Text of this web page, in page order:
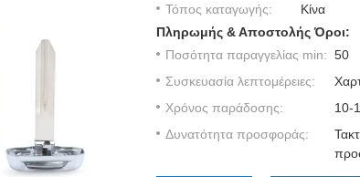
Τόπος καταγωγής:
Κίνα
Πληρωμής & Αποστολής Όροι:
Ποσότητα παραγγελίας min: 50
Συσκευασία λεπτομέρειες:
Χρόνος παράδοσης:
10-
Δυνατότητα προσφοράς: